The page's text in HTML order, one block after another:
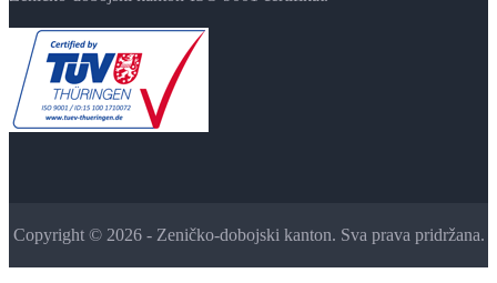
Copyright © 2026 - Zeničko-dobojski kanton. Sva prava pridržana.